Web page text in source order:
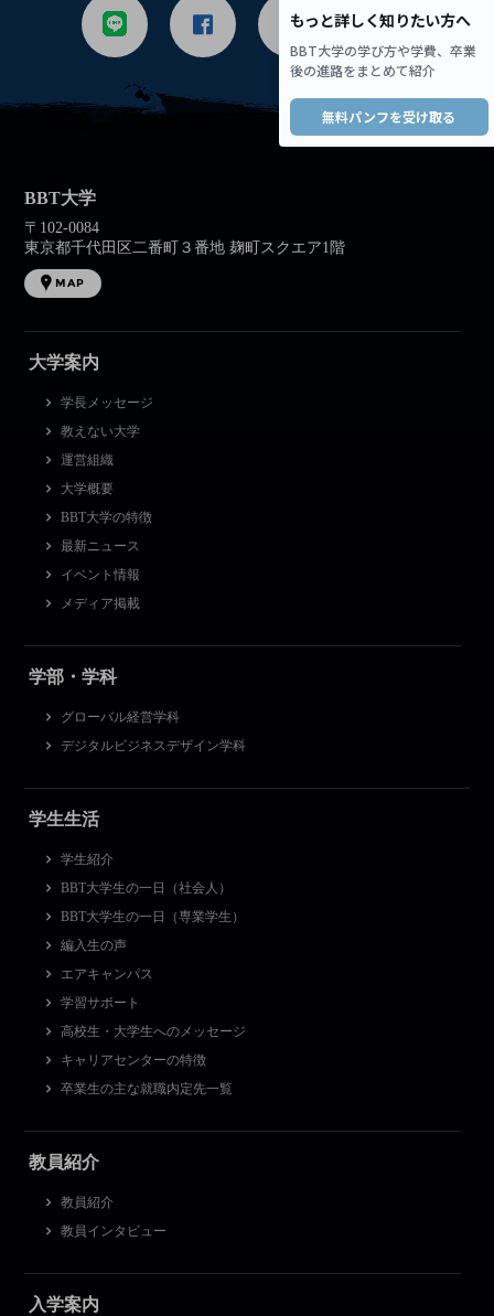
BBT大学
〒102-0084
東京都千代田区二番町３番地 麹町スクエア1階
MAP
大学案内
学長メッセージ
教えない大学
運営組織
大学概要
BBT大学の特徴
最新ニュース
イベント情報
メディア掲載
学部・学科
グローバル経営学科
デジタルビジネスデザイン学科
学生生活
学生紹介
BBT大学生の一日（社会人）
BBT大学生の一日（専業学生）
編入生の声
エアキャンパス
学習サポート
高校生・大学生へのメッセージ
キャリアセンターの特徴
卒業生の主な就職内定先一覧
教員紹介
教員紹介
教員インタビュー
入学案内